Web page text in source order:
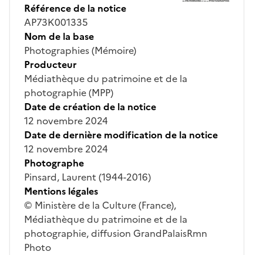
Référence de la notice
AP73K001335
Nom de la base
Photographies (Mémoire)
Producteur
Médiathèque du patrimoine et de la
photographie (MPP)
Date de création de la notice
12 novembre 2024
Date de dernière modification de la notice
12 novembre 2024
Photographe
Pinsard, Laurent (1944-2016)
Mentions légales
© Ministère de la Culture (France),
Médiathèque du patrimoine et de la
photographie, diffusion GrandPalaisRmn
Photo